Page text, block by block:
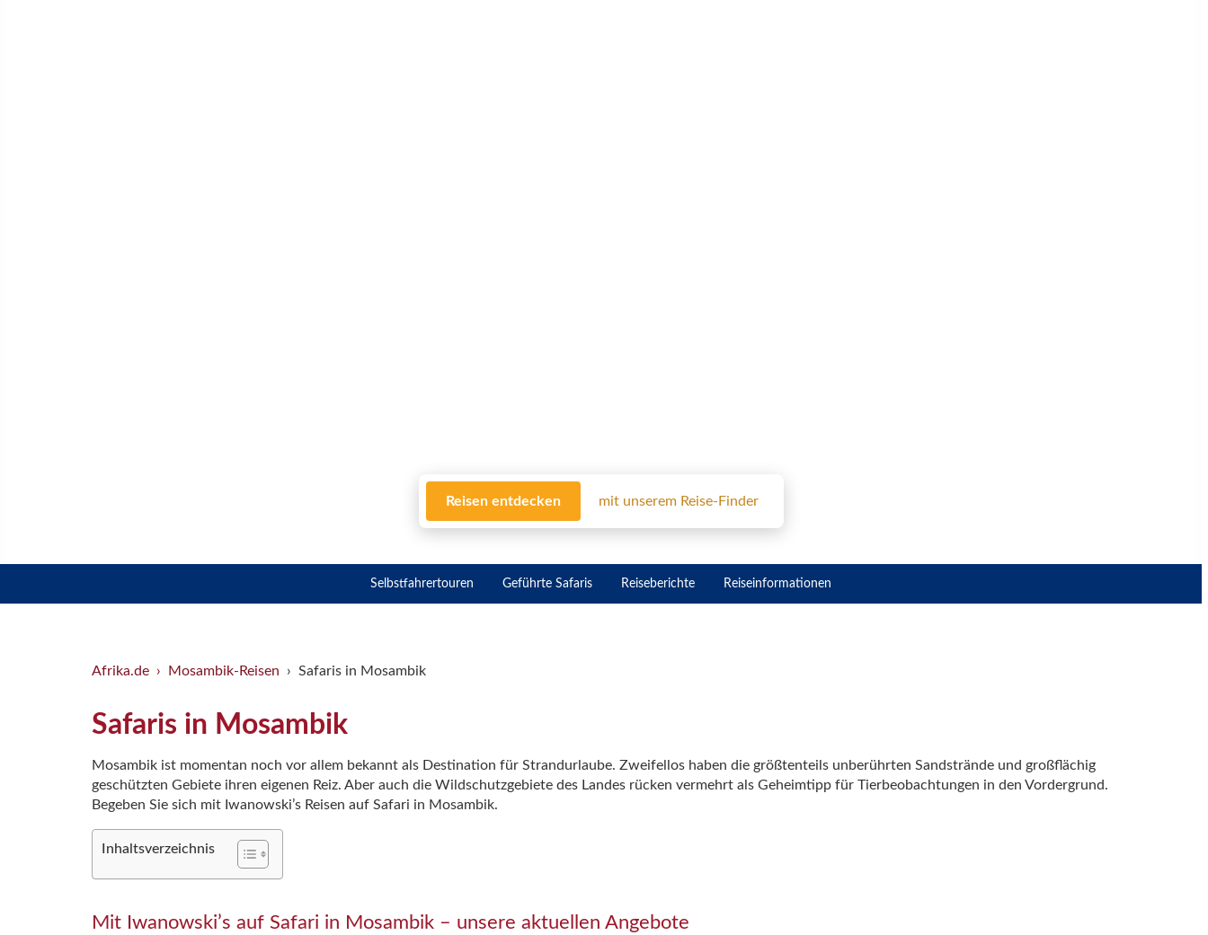
Selbstfahrertouren Geführte Safaris Reiseberichte Reiseinformationen
Reisen entdecken mit unserem Reise-Finder
Afrika.de Mosambik-Reisen Safaris in Mosambik
Safaris in Mosambik
Mosambik ist momentan noch vor allem bekannt als Destination für Strandurlaube. Zweifellos haben die größtenteils unberührten Sandstrände und großflächig
geschützten Gebiete ihren eigenen Reiz. Aber auch die Wildschutzgebiete des Landes rücken vermehrt als Geheimtipp für Tierbeobachtungen in den Vordergrund.
Begeben Sie sich mit Iwanowski’s Reisen auf Safari in Mosambik.
Inhaltsverzeichnis
Mit Iwanowski’s auf Safari in Mosambik – unsere aktuellen Angebote